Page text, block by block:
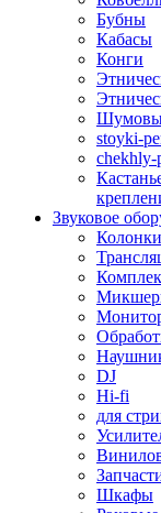
Бубны
Кабасы
Конги
stoyki-
chekhly-
Звуковое
DJ
Hi-fi
для
Шкафы